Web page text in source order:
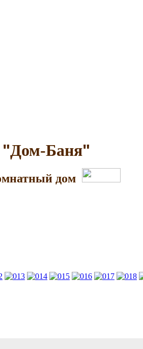
"Дом-Баня"
дом